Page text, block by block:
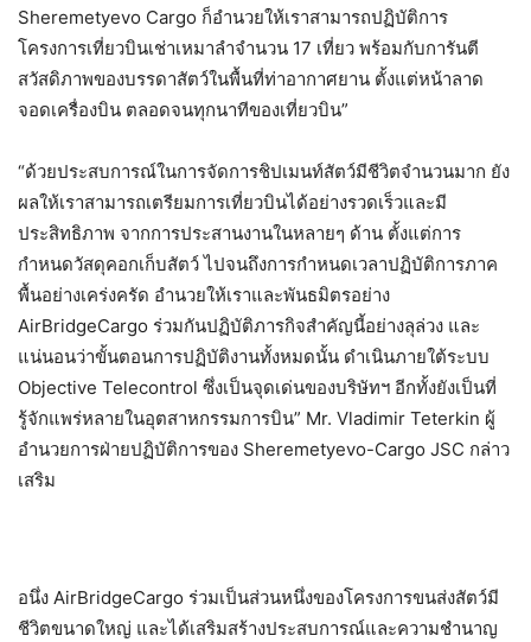
Sheremetyevo Cargo ก็อำนวยให้เราสามารถปฏิบัติการ
โครงการเที่ยวบินเช่าเหมาลำจำนวน 17 เที่ยว พร้อมกับการันตี
สวัสดิภาพของบรรดาสัตว์ในพื้นที่ท่าอากาศยาน ตั้งแต่หน้าลาด
จอดเครื่องบิน ตลอดจนทุกนาทีของเที่ยวบิน”
“ด้วยประสบการณ์ในการจัดการชิปเมนท์สัตว์มีชีวิตจำนวนมาก ยัง
ผลให้เราสามารถเตรียมการเที่ยวบินได้อย่างรวดเร็วและมี
ประสิทธิภาพ จากการประสานงานในหลายๆ ด้าน ตั้งแต่การ
กำหนดวัสดุคอกเก็บสัตว์ ไปจนถึงการกำหนดเวลาปฏิบัติการภาค
พื้นอย่างเคร่งครัด อำนวยให้เราและพันธมิตรอย่าง
AirBridgeCargo ร่วมกันปฏิบัติภารกิจสำคัญนี้อย่างลุล่วง และ
แน่นอนว่าขั้นตอนการปฏิบัติงานทั้งหมดนั้น ดำเนินภายใต้ระบบ
Objective Telecontrol ซึ่งเป็นจุดเด่นของบริษัทฯ อีกทั้งยังเป็นที่
รู้จักแพร่หลายในอุตสาหกรรมการบิน” Mr. Vladimir Teterkin ผู้
อำนวยการฝ่ายปฏิบัติการของ Sheremetyevo-Cargo JSC กล่าว
เสริม
อนึ่ง AirBridgeCargo ร่วมเป็นส่วนหนึ่งของโครงการขนส่งสัตว์มี
ชีวิตขนาดใหญ่ และได้เสริมสร้างประสบการณ์และความชำนาญ